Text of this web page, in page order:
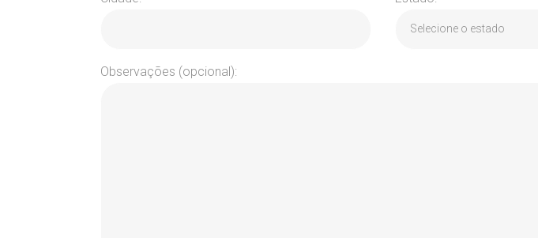
Observações (opcional):